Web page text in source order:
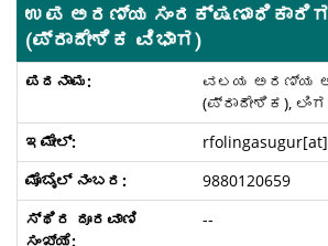
ಉಪ ಅರಣ್ಯ
(ಪ್ರಾದೇಶಿಕ ವಿಭಾಗ)
ವಲಯ ಅರಣ್ಯ
(ಪ್ರಾದೇಶಿಕ),
9880120659
--